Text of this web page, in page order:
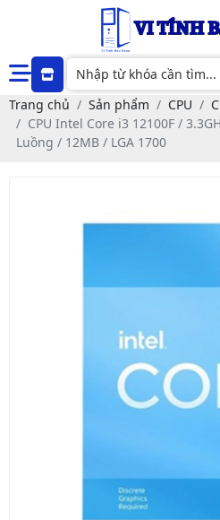
Trang chủ Sản phẩm CPU
CPU Intel Core i3 12100F /
Luồng / 12MB / LGA 1700